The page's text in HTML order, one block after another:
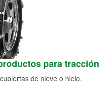
para tracción
de nieve o hielo.